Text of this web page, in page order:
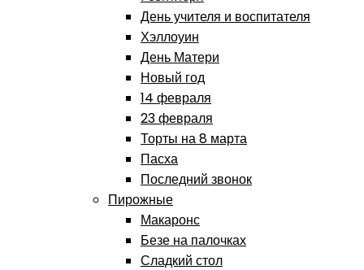
День учителя и воспитателя
Хэллоуин
День Матери
Новый год
14 февраля
23 февраля
Торты на 8 марта
Пасха
Последний звонок
Пирожные
Макаронс
Безе на палочках
Сладкий стол